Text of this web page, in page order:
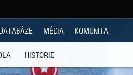
MÉDIA KOMUNITA
HISTORIE